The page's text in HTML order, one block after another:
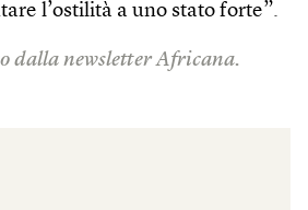
l’ostilità a uno stato forte”.
dalla newsletter Africana.